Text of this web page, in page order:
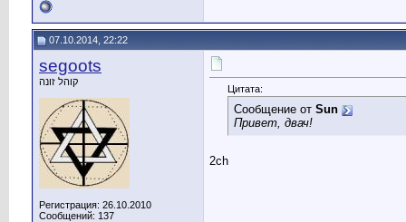
07.10.2014, 22:22
segoots
קוהל זונה
Регистрация: 26.10.2010
Сообщений: 137
Цитата:
Сообщение от Sun
Привет, двач!
2ch